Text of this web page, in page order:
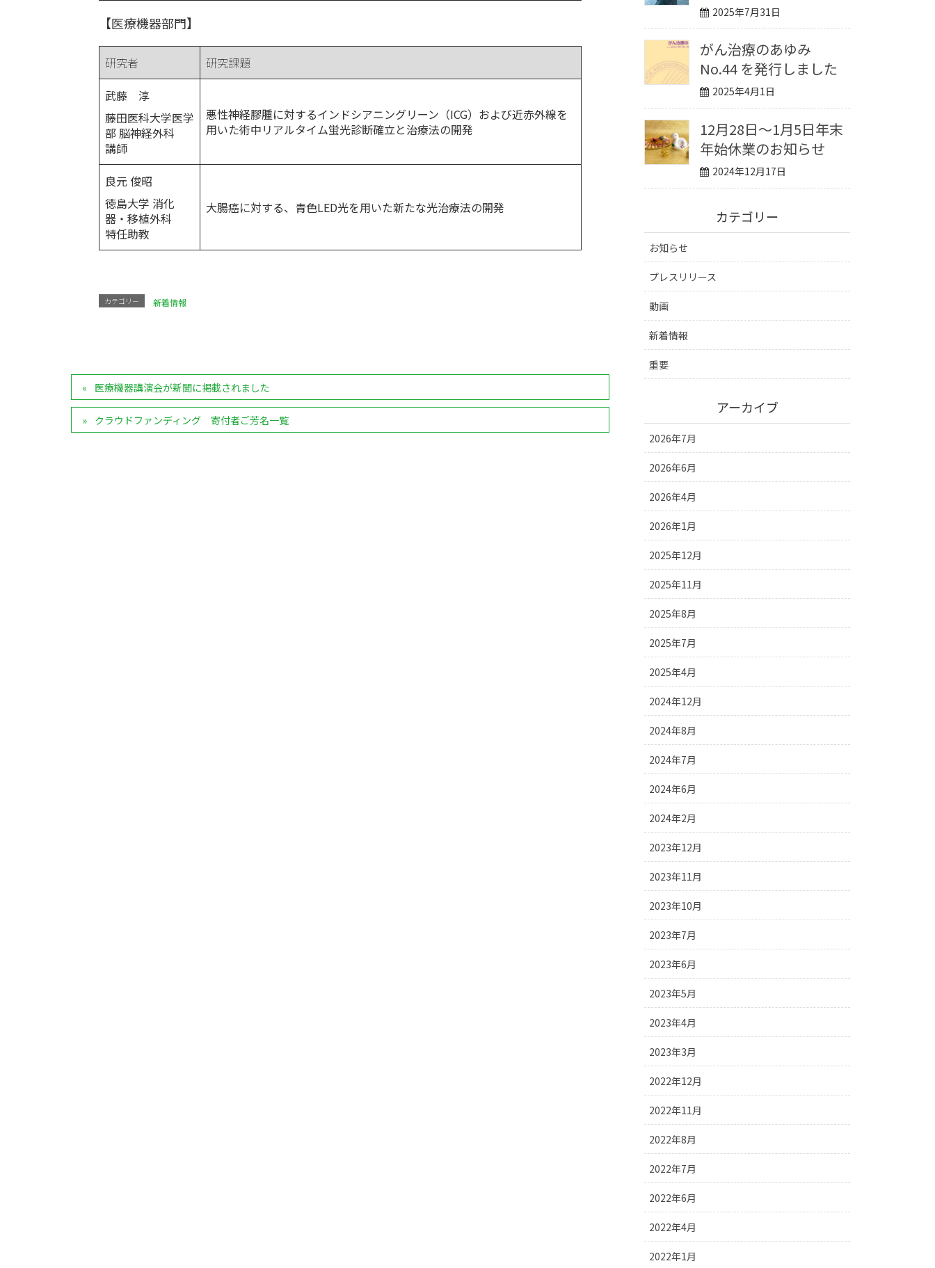
【医療機器部門】
研究者
研究課題
武藤 淳
藤田医科大学医学
部 脳神経外科
講師
悪性神経膠腫に対するインドシアニングリーン（ICG）および近赤外線を
用いた術中リアルタイム蛍光診断確立と治療法の開発
良元 俊昭
徳島大学 消化
器・移植外科
特任助教
大腸癌に対する、青色LED光を用いた新たな光治療法の開発
カテゴリー 新着情報
医療機器講演会が新聞に掲載されました
クラウドファンディング 寄付者ご芳名一覧
2025年7月31日
がん治療のあゆみ
No.44 を発行しました
2025年4月1日
12月28日〜1月5日年末
年始休業のお知らせ
2024年12月17日
カテゴリー
お知らせ
プレスリリース
動画
新着情報
重要
アーカイブ
2026年7月
2026年6月
2026年4月
2026年1月
2025年12月
2025年11月
2025年8月
2025年7月
2025年4月
2024年12月
2024年8月
2024年7月
2024年6月
2024年2月
2023年12月
2023年11月
2023年10月
2023年7月
2023年6月
2023年5月
2023年4月
2023年3月
2022年12月
2022年11月
2022年8月
2022年7月
2022年6月
2022年4月
2022年1月